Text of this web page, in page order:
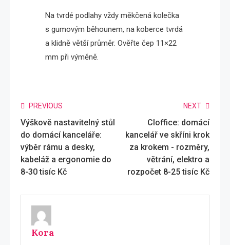
Na tvrdé podlahy vždy měkčená kolečka
s gumovým běhounem, na koberce tvrdá
a klidně větší průměr. Ověřte čep 11×22
mm při výměně.
Read
more
articles
PREVIOUS
Výškově nastavitelný stůl
do domácí kanceláře:
výběr rámu a desky,
kabeláž a ergonomie do
8-30 tisíc Kč
NEXT
Cloffice: domácí
kancelář ve skříni krok
za krokem - rozměry,
větrání, elektro a
rozpočet 8-25 tisíc Kč
Kora